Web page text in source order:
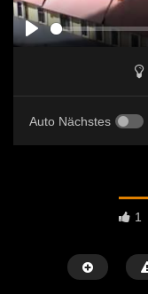
PLAY
Auto Nächstes
1